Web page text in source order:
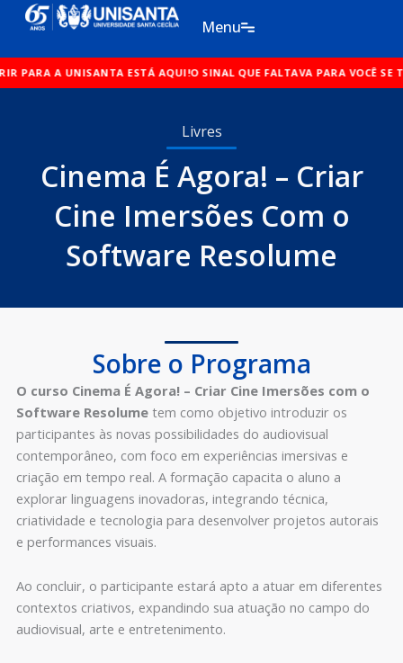
o
conteúdo
Menu
UNISANTA ESTÁ AQUI!O SINAL QUE FALTAVA PARA VOCÊ SE
Livres
Cinema É Agora! – Criar
Cine Imersões Com o
Software Resolume
Sobre o Programa
O curso Cinema É Agora! – Criar Cine Imersões com o
Software Resolume tem como objetivo introduzir os
participantes às novas possibilidades do audiovisual
contemporâneo, com foco em experiências imersivas e
criação em tempo real. A formação capacita o aluno a
explorar linguagens inovadoras, integrando técnica,
criatividade e tecnologia para desenvolver projetos autorais
e performances visuais.
Ao concluir, o participante estará apto a atuar em diferentes
contextos criativos, expandindo sua atuação no campo do
audiovisual, arte e entretenimento.